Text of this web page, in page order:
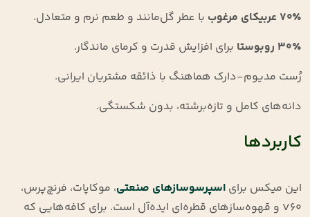
۷۰٪ عربیکای مرغوب
با عطر گل‌مانند و طعم نرم و متعادل.
۳۰٪ روبوستا
برای افزایش قدرت و کرمای ماندگار.
رُست مدیوم-دارک هماهنگ با ذائقه مشتریان ایرانی.
دانه‌های کامل و تازه‌برشته، بدون شکستگی.
کاربردها
این میکس برای اسپرسوسازهای صنعتی، موکاپات، فرنچ‌پرس،
V60 و قهوه‌سازهای قطره‌ای ایده‌آل است. برای کافه‌هایی که